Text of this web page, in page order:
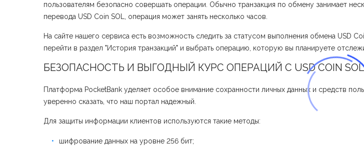
пользователям безопасно совершать операции. Обычно транзакция по обмену занимает
перевода USD Coin SOL, операция может занять несколько часов.
На сайте нашего сервиса есть возможность следить за статусом выполнения обмена USD
перейти в раздел "История транзакций" и выбрать операцию, которую вы планируете
БЕЗОПАСНОСТЬ И ВЫГОДНЫЙ КУРС ОПЕРАЦИЙ С USD COIN SOL
Платформа PocketBank уделяет особое внимание сохранности личных данных и средств
уверенно сказать, что наш портал надежный.
Для защиты информации клиентов используются такие методы:
шифрование данных на уровне 256 бит;